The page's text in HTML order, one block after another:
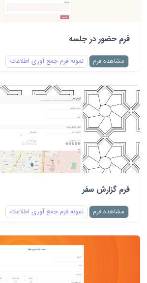
فرم حضور در جلسه
مشاهده فرم نمونه فرم جمع آوری اطلاعات
فرم گزارش سفر
مشاهده فرم نمونه فرم جمع آوری اطلاعات